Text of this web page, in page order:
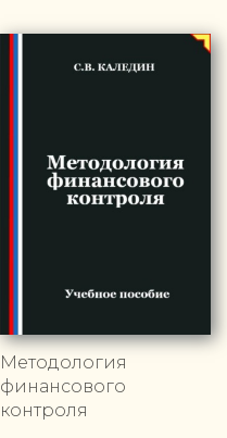
Методология
финансового
контроля